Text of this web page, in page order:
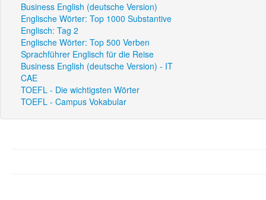
Business English (deutsche Version)
Englische Wörter: Top 1000 Substantive
Englisch: Tag 2
Englische Wörter: Top 500 Verben
Sprachführer Englisch für die Reise
Business English (deutsche Version) - IT
CAE
TOEFL - Die wichtigsten Wörter
TOEFL - Campus Vokabular